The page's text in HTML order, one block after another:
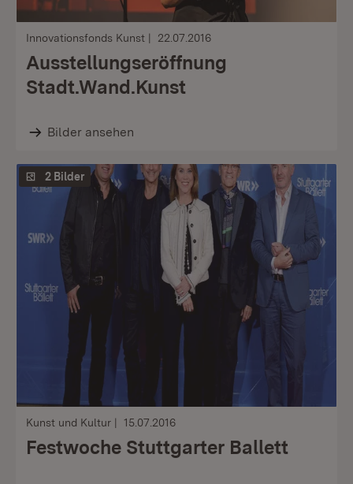
Innovationsfonds Kunst 22.07.2016
Ausstellungseröffnung
Stadt.Wand.Kunst
Bilder ansehen
2 Bilder
Kunst und Kultur 15.07.2016
Festwoche Stuttgarter Ballett